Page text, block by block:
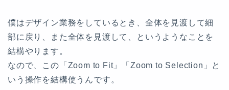
僕はデザイン業務をしているとき、全体を見渡して細
部に戻り、また全体を見渡して、というようなことを
結構やります。
なので、この「Zoom to Fit」「Zoom to Selection」と
いう操作を結構使うんです。